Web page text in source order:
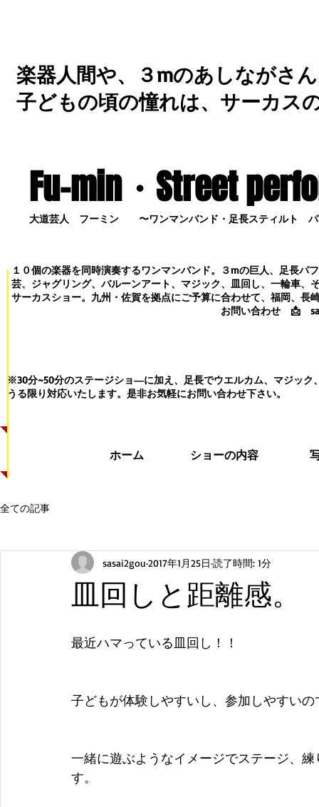
楽器人間や、３mのあしながさ
子どもの頃の憧れは、サーカス
Fu-min・Street
大道芸人 フーミン 〜ワンマンバンド・足長スティルト パ
１０個の楽器を同時演奏するワンマンバンド。３mの巨人、足長パ
芸、ジャグリング、バルーンアート、マジック、皿回し、一輪車、
サーカスショー。九州・佐賀を拠点にご予算に合わせて、福岡、長
お問い合わせ 📩
※30分~50分のステージショ―に加え、足長でウエルカム、マジック
うる限り対応いたします。 是非お気軽にお問い合わせ下さい。
ホーム ショーの内容
全ての記事
皿回しと距離感。
sasai2gou 2017年1月25日 読了時間: 1分
最近ハマっている皿回し！！
子どもが体験しやすいし、参加しやすい
一緒に遊ぶようなイメージでステージ、
す。